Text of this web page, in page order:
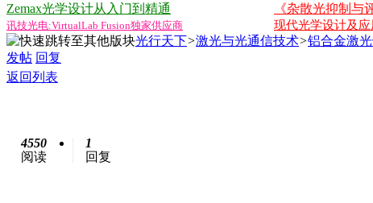
Zemax光学设计从入门到精通 《杂散光抑制与
讯技光电:VirtualLab Fusion独家供应商 现代光学设计及应
光行天下>激光与光通信技术>铝合金激
发帖 回复
返回列表
4550
阅读
1
回复